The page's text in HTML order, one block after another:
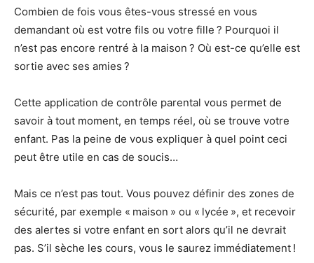
Combien de fois vous êtes-vous stressé en vous
demandant où est votre fils ou votre fille ? Pourquoi il
n’est pas encore rentré à la maison ? Où est-ce qu’elle est
sortie avec ses amies ?
Cette application de contrôle parental vous permet de
savoir à tout moment, en temps réel, où se trouve votre
enfant. Pas la peine de vous expliquer à quel point ceci
peut être utile en cas de soucis…
Mais ce n’est pas tout. Vous pouvez définir des zones de
sécurité, par exemple « maison » ou « lycée », et recevoir
des alertes si votre enfant en sort alors qu’il ne devrait
pas. S’il sèche les cours, vous le saurez immédiatement !